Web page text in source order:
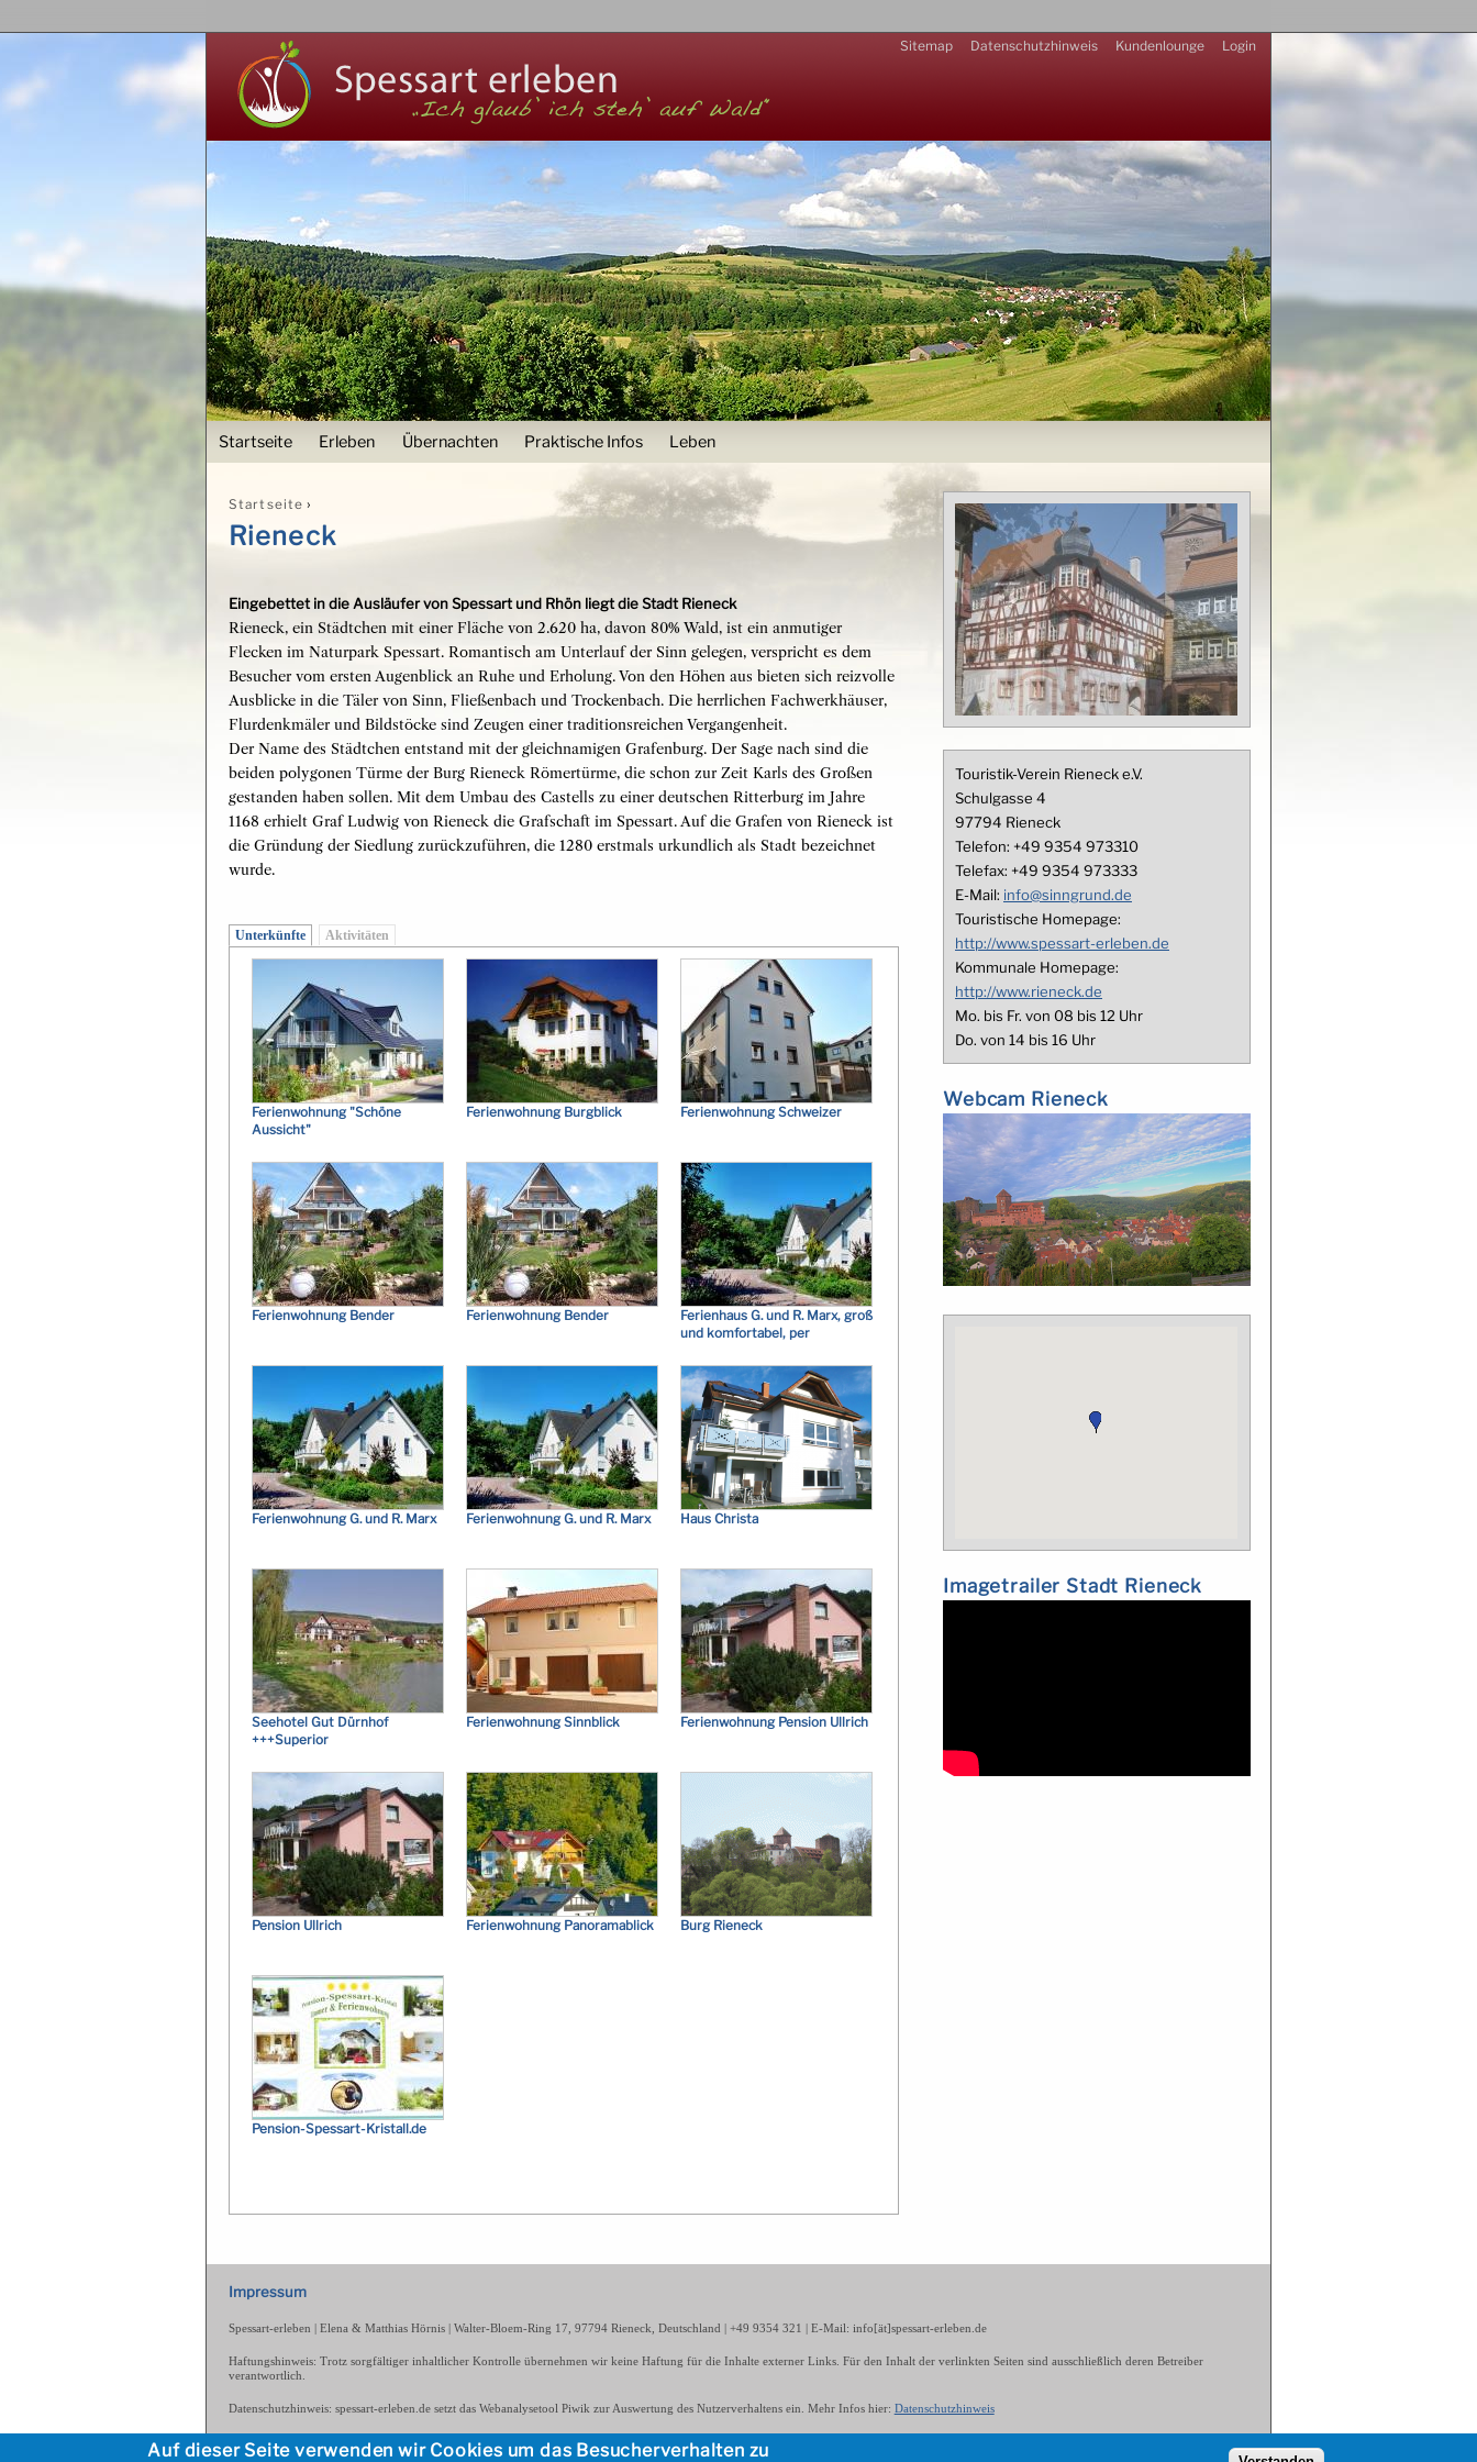
User menu
Sitemap Datenschutzhinweis Kundenlounge Login
Startseite Erleben Übernachten Praktische Infos Leben
Sie sind hier
Startseite ›
Rieneck
Eingebettet in die Ausläufer von Spessart und Rhön liegt die Stadt Rieneck
Rieneck, ein Städtchen mit einer Fläche von 2.620 ha, davon 80% Wald, ist ein anmutiger
Flecken im Naturpark Spessart. Romantisch am Unterlauf der Sinn gelegen, verspricht es dem
Besucher vom ersten Augenblick an Ruhe und Erholung. Von den Höhen aus bieten sich reizvolle
Ausblicke in die Täler von Sinn, Fließenbach und Trockenbach. Die herrlichen Fachwerkhäuser,
Flurdenkmäler und Bildstöcke sind Zeugen einer traditionsreichen Vergangenheit.
Der Name des Städtchen entstand mit der gleichnamigen Grafenburg. Der Sage nach sind die
beiden polygonen Türme der Burg Rieneck Römertürme, die schon zur Zeit Karls des Großen
gestanden haben sollen. Mit dem Umbau des Castells zu einer deutschen Ritterburg im Jahre
1168 erhielt Graf Ludwig von Rieneck die Grafschaft im Spessart. Auf die Grafen von Rieneck ist
die Gründung der Siedlung zurückzuführen, die 1280 erstmals urkundlich als Stadt bezeichnet
wurde.
Unterkünfte Aktivitäten
Ferienwohnung "Schöne
Aussicht"
Ferienwohnung Burgblick Ferienwohnung Schweizer
Ferienwohnung Bender Ferienwohnung Bender
Ferienhaus G. und R. Marx, groß
und komfortabel, per
Ferienwohnung G. und R. Marx Ferienwohnung G. und R. Marx Haus Christa
Seehotel Gut Dürnhof
+++Superior
Ferienwohnung Sinnblick Ferienwohnung Pension Ullrich
Pension Ullrich Ferienwohnung Panoramablick Burg Rieneck
Pension-Spessart-Kristall.de
Touristik-Verein Rieneck e.V.
Schulgasse 4
97794 Rieneck
Telefon: +49 9354 973310
Telefax: +49 9354 973333
E-Mail: info@sinngrund.de
Touristische Homepage:
http://www.spessart-erleben.de
Kommunale Homepage:
http://www.rieneck.de
Mo. bis Fr. von 08 bis 12 Uhr
Do. von 14 bis 16 Uhr
Webcam Rieneck
Imagetrailer Stadt Rieneck
Impressum
Spessart-erleben | Elena & Matthias Hörnis | Walter-Bloem-Ring 17, 97794 Rieneck, Deutschland | +49 9354 321 | E-Mail: info[ät]spessart-erleben.de
Haftungshinweis: Trotz sorgfältiger inhaltlicher Kontrolle übernehmen wir keine Haftung für die Inhalte externer Links. Für den Inhalt der verlinkten Seiten sind ausschließlich deren Betreiber
verantwortlich.
Datenschutzhinweis: spessart-erleben.de setzt das Webanalysetool Piwik zur Auswertung des Nutzerverhaltens ein. Mehr Infos hier: Datenschutzhinweis
Spessart-erleben.de entstand in Kooperation mit dem Touristik-Verein Rieneck e.V.
Auf dieser Seite verwenden wir Cookies um das Besucherverhalten zu